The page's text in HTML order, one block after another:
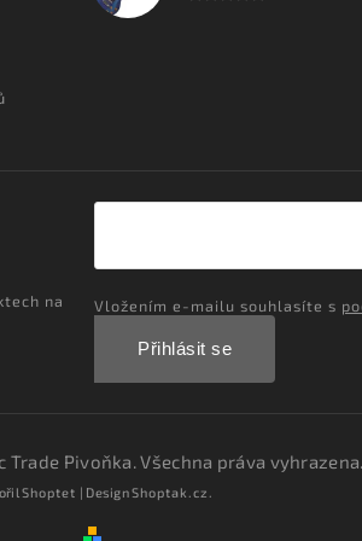
na
Vložením e-mailu souhlasíte s
Přihlásit se
Trade Pivoňka. Všechna práva vyhrazena.
Shoptet | DesignShoptak.cz.